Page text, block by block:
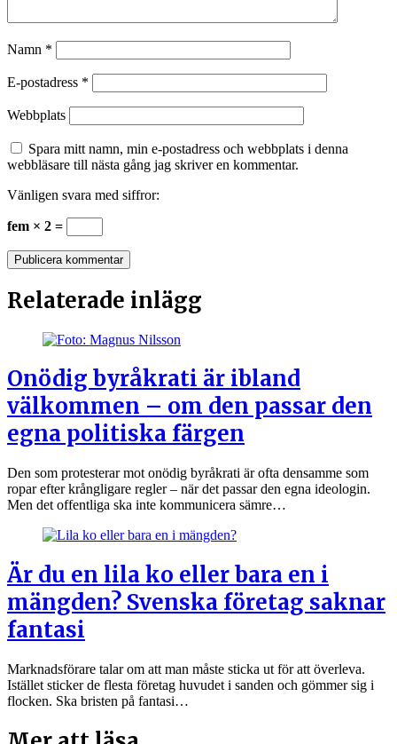
Namn *
E-postadress *
Webbplats
Spara mitt namn, min e-postadress och webbplats i denna
webbläsare till nästa gång jag skriver en kommentar.
Vänligen svara med siffror:
fem × 2 =
Relaterade inlägg
Onödig byråkrati är ibland
välkommen – om den passar den
egna politiska färgen
Den som protesterar mot onödig byråkrati är ofta densamme som
ropar efter krångligare regler – när det passar den egna ideologin.
Men det offentliga ska inte kommunicera sämre…
Är du en lila ko eller bara en i
mängden? Svenska företag saknar
fantasi
Marknadsförare talar om att man måste sticka ut för att överleva.
Istället sticker de flesta företag huvudet i sanden och gömmer sig i
flocken. Ska bristen på fantasi…